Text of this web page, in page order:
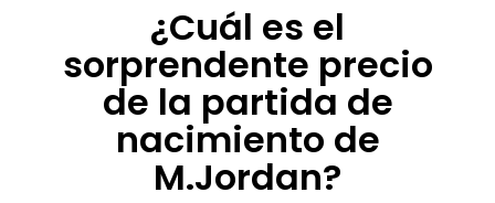
¿Cuál es el
sorprendente precio
de la partida de
nacimiento de
M.Jordan?